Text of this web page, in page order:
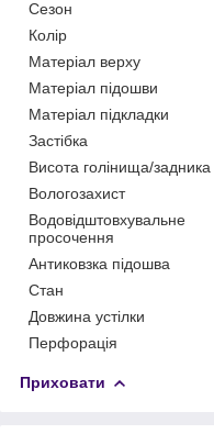
Сезон
Колір
Матеріал верху
Матеріал підошви
Матеріал підкладки
Застібка
Висота голінища/задника
Вологозахист
Водовідштовхувальне
просочення
Антиковзка підошва
Стан
Довжина устілки
Перфорація
Приховати